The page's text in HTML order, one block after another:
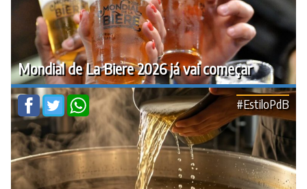
Mondial de La Biere 2026 já vai começar
#EstiloPdB